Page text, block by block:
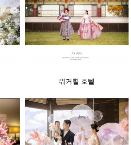
워커힐 호텔